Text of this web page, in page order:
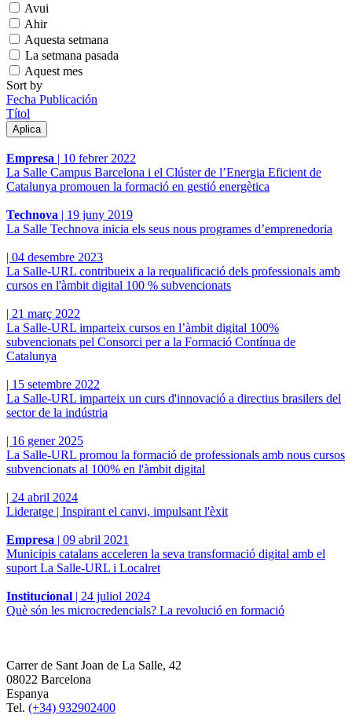
Avui
Ahir
Aquesta setmana
La setmana pasada
Aquest mes
Sort by
Fecha Publicación
Títol
Empresa | 10 febrer 2022
La Salle Campus Barcelona i el Clúster de l’Energia Eficient de
Catalunya promouen la formació en gestió energètica
Technova | 19 juny 2019
La Salle Technova inicia els seus nous programes d’emprenedoria
| 04 desembre 2023
La Salle-URL contribueix a la requalificació dels professionals amb
cursos en l'àmbit digital 100 % subvencionats
| 21 març 2022
La Salle-URL imparteix cursos en l’àmbit digital 100%
subvencionats pel Consorci per a la Formació Contínua de
Catalunya
| 15 setembre 2022
La Salle-URL imparteix un curs d'innovació a directius brasilers del
sector de la indústria
| 16 gener 2025
La Salle-URL promou la formació de professionals amb nous cursos
subvencionats al 100% en l'àmbit digital
| 24 abril 2024
Lideratge | Inspirant el canvi, impulsant l'èxit
Empresa | 09 abril 2021
Municipis catalans acceleren la seva transformació digital amb el
suport La Salle-URL i Localret
Institucional | 24 juliol 2024
Què són les microcredencials? La revolució en formació
Carrer de Sant Joan de La Salle, 42
08022 Barcelona
Espanya
Tel. (+34) 932902400